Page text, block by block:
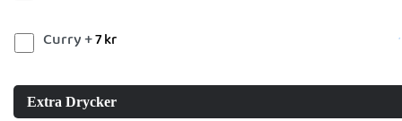
Curry +7kr
Extra Drycker